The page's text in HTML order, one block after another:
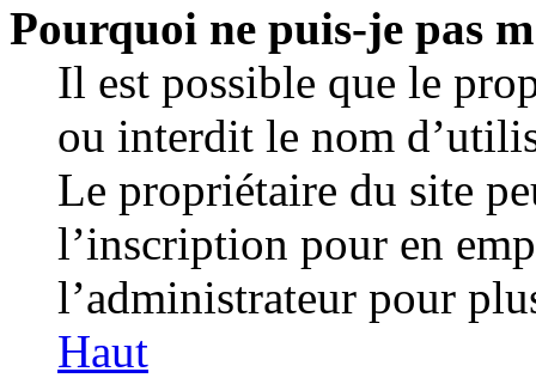
Pourquoi ne puis-je pas
Il est possible que le
ou interdit le nom
Le propriétaire du site
l’inscription pour en
l’administrateur pour
Haut